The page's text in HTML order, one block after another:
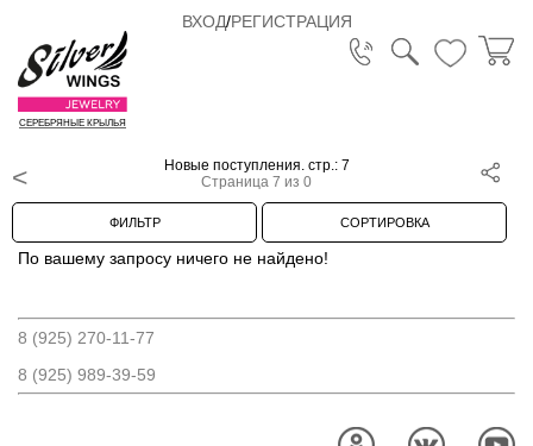
ВХОД/РЕГИСТРАЦИЯ
СЕРЕБРЯНЫЕ КРЫЛЬЯ
Новые поступления. стр.: 7
Страница 7 из 0
ФИЛЬТР СОРТИРОВКА
По вашему запросу ничего не найдено!
8 (925) 270-11-77
8 (925) 989-39-59